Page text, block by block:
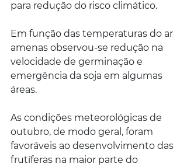
para redução do risco climático.
Em função das temperaturas do ar
amenas observou-se redução na
velocidade de germinação e
emergência da soja em algumas
áreas.
As condições meteorológicas de
outubro, de modo geral, foram
favoráveis ao desenvolvimento das
frutíferas na maior parte do